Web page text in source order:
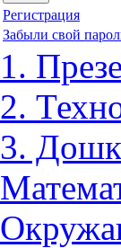
Регистрация
Забыли свой
1.
2.
3.